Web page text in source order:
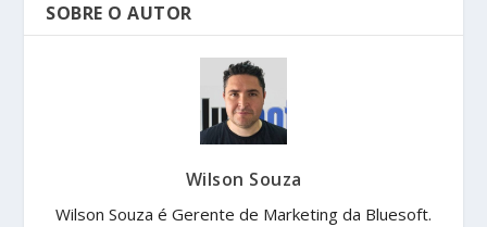
SOBRE O AUTOR
Wilson Souza
Wilson Souza é Gerente de Marketing da Bluesoft.